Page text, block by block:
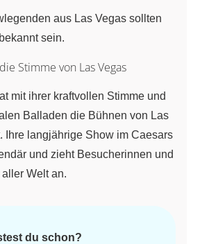
aus Las Vegas sollten
sein.
Stimme von Las Vegas
mit ihrer kraftvollen Stimme und
Balladen die Bühnen von Las
Ihre langjährige Show im Caesars
und zieht Besucherinnen und
Welt an.
du schon?